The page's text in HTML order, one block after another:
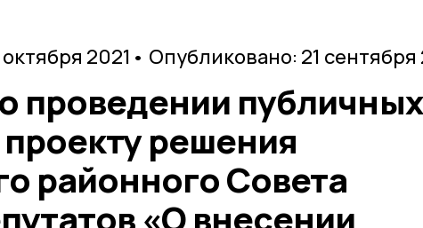
2021 • Опубликовано: 21 сентября
проведении публичных
решения
районного Совета
«О внесении